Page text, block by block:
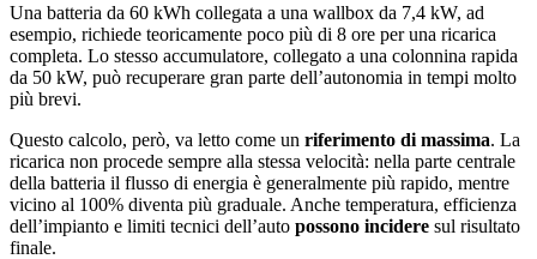
Una batteria da 60 kWh collegata a una wallbox da 7,4 kW, ad
esempio, richiede teoricamente poco più di 8 ore per una ricarica
completa. Lo stesso accumulatore, collegato a una colonnina rapida
da 50 kW, può recuperare gran parte dell’autonomia in tempi molto
più brevi.
Questo calcolo, però, va letto come un riferimento di massima. La
ricarica non procede sempre alla stessa velocità: nella parte centrale
della batteria il flusso di energia è generalmente più rapido, mentre
vicino al 100% diventa più graduale. Anche temperatura, efficienza
dell’impianto e limiti tecnici dell’auto possono incidere sul risultato
finale.